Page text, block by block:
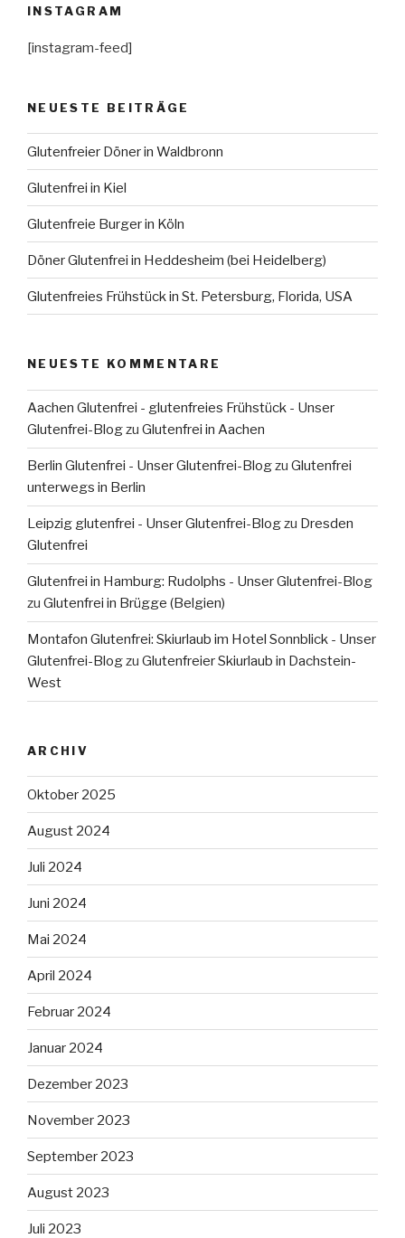
INSTAGRAM
[instagram-feed]
NEUESTE BEITRÄGE
Glutenfreier Döner in Waldbronn
Glutenfrei in Kiel
Glutenfreie Burger in Köln
Döner Glutenfrei in Heddesheim (bei Heidelberg)
Glutenfreies Frühstück in St. Petersburg, Florida, USA
NEUESTE KOMMENTARE
Aachen Glutenfrei - glutenfreies Frühstück - Unser
Glutenfrei-Blogzu Glutenfrei in Aachen
Berlin Glutenfrei - Unser Glutenfrei-Blogzu Glutenfrei
unterwegs in Berlin
Leipzig glutenfrei - Unser Glutenfrei-Blogzu Dresden
Glutenfrei
Glutenfrei in Hamburg: Rudolphs - Unser Glutenfrei-Blog
zu Glutenfrei in Brügge (Belgien)
Montafon Glutenfrei: Skiurlaub im Hotel Sonnblick - Unser
Glutenfrei-Blogzu Glutenfreier Skiurlaub in Dachstein-
West
ARCHIV
Oktober 2025
August 2024
Juli 2024
Juni 2024
Mai 2024
April 2024
Februar 2024
Januar 2024
Dezember 2023
November 2023
September 2023
August 2023
Juli 2023